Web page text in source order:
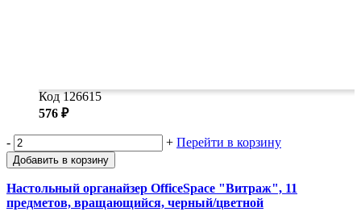
Код 126615
576 ₽
- + Перейти в корзину
Добавить в корзину
Настольный органайзер OfficeSpace "Витраж", 11
предметов, вращающийся, черный/цветной